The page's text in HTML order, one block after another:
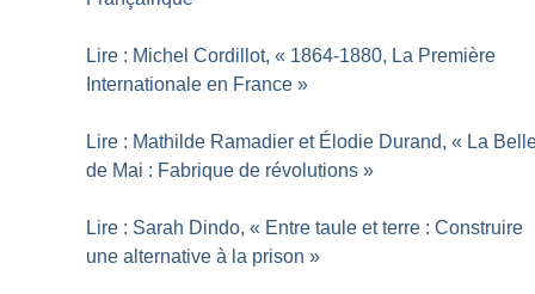
Lire : Michel Cordillot, « 1864-1880, La Première
Internationale en France »
Lire : Mathilde Ramadier et Élodie Durand, « La
de Mai : Fabrique de révolutions »
Lire : Sarah Dindo, « Entre taule et terre : Construire
une alternative à la prison »